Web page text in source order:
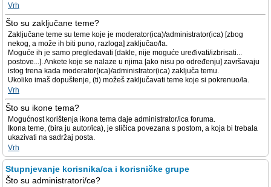
Vrh
Što su zaključane teme?
Zaključane teme su teme koje je moderator(ica)/administrator(ica) [zbog
nekog, a može ih biti puno, razloga] zaključao/la.
Moguće ih je samo pregledavati [dakle, nije moguće uređivati/izbrisati...
postove...]. Ankete koje se nalaze u njima [ako nisu po određenju] završavaju
istog trena kada moderator(ica)/administrator(ica) zaključa temu.
Ukoliko imaš dopuštenje, (ti) možeš zaključavati teme koje si pokrenuo/la.
Vrh
Što su ikone tema?
Mogućnost korištenja ikona tema daje administrator/ica foruma.
Ikona teme, (bira ju autor/ica), je sličica povezana s postom, a koja bi trebala
ukazivati na sadržaj posta.
Vrh
Stupnjevanje korisnika/ca i korisničke grupe
Što su administratori/ce?